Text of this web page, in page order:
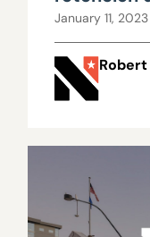
January 11, 2023